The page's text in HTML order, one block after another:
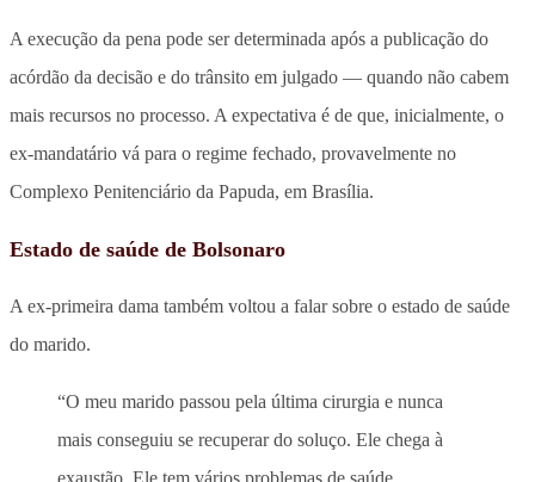
A execução da pena pode ser determinada após a publicação do
acórdão da decisão e do trânsito em julgado — quando não cabem
mais recursos no processo. A expectativa é de que, inicialmente, o
ex-mandatário vá para o regime fechado, provavelmente no
Complexo Penitenciário da Papuda, em Brasília.
Estado de saúde de Bolsonaro
A ex-primeira dama também voltou a falar sobre o estado de saúde
do marido.
“O meu marido passou pela última cirurgia e nunca
mais conseguiu se recuperar do soluço. Ele chega à
exaustão. Ele tem vários problemas de saúde